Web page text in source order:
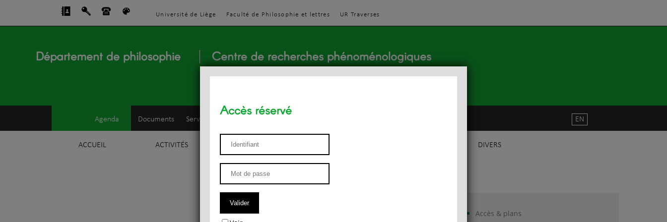
Université de Liège Faculté de Philosophie et lettres UR Traverses
Département de philosophie Centre de recherches phénoménologiques
Agenda Documents Service d'esthétique
ACCUEIL ACTIVITÉS ENSEIGNEMENT DIVERS
EN
Accès & plans
Accès réservé